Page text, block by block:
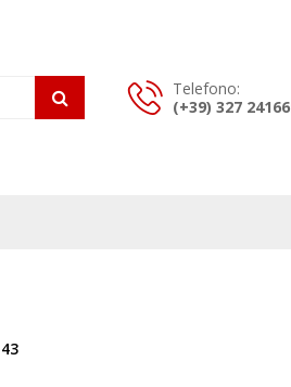
Telefono:
(+39) 327